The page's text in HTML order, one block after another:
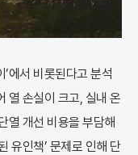
에서 비롯된다고 분석
열 손실이 크고, 실내 온
열 개선 비용을 부담해
유인책’ 문제로 인해 단